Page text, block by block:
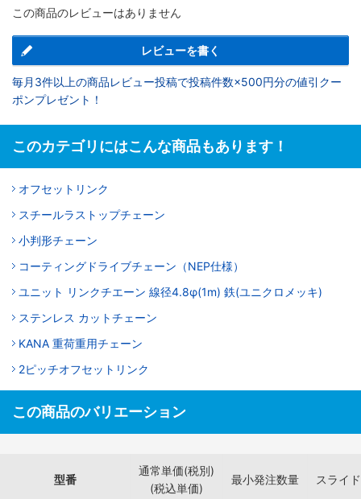
この商品のレビューはありません
レビューを書く
毎月3件以上の商品レビュー投稿で投稿件数×500円分の値引クー
ポンプレゼント！
このカテゴリにはこんな商品もあります！
オフセットリンク
スチールラストップチェーン
小判形チェーン
コーティングドライブチェーン（NEP仕様）
ユニット リンクチエーン 線径4.8φ(1m) 鉄(ユニクロメッキ)
ステンレス カットチェーン
KANA 重荷重用チェーン
2ピッチオフセットリンク
この商品のバリエーション
型番
通常単価(税別)
(税込単価)
最小発注数量 スライ